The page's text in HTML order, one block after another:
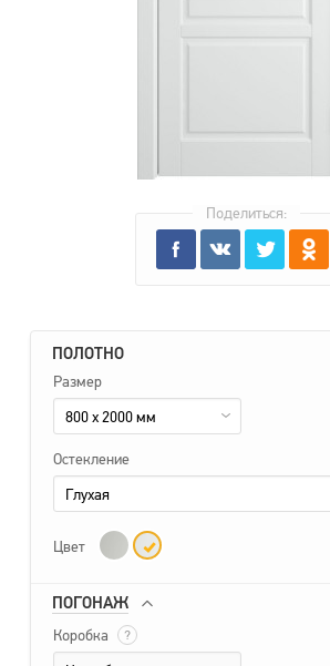
ПОЛОТНО
Размер
800 x 2000 мм
Остекление
Глухая
Цвет
ПОГОНАЖ
Коробка ?
Поделиться: